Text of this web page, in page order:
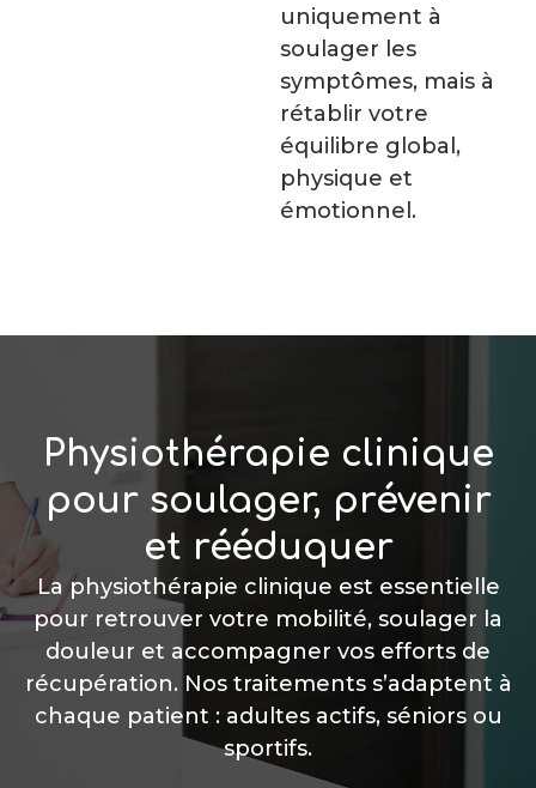
uniquement à
soulager les
symptômes, mais à
rétablir votre
équilibre global,
physique et
émotionnel.
Physiothérapie clinique
pour soulager, prévenir
et rééduquer
La physiothérapie clinique est essentielle
pour retrouver votre mobilité, soulager la
douleur et accompagner vos efforts de
récupération. Nos traitements s’adaptent à
chaque patient : adultes actifs, séniors ou
sportifs.